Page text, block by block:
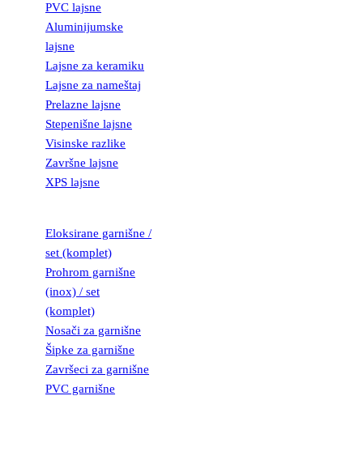
PVC lajsne
Aluminijumske
lajsne
Lajsne za keramiku
Lajsne za nameštaj
Prelazne lajsne
Stepenišne lajsne
Visinske razlike
Završne lajsne
XPS lajsne
Eloksirane garnišne /
set (komplet)
Prohrom garnišne
(inox) / set
(komplet)
Nosači za garnišne
Šipke za garnišne
Završeci za garnišne
PVC garnišne